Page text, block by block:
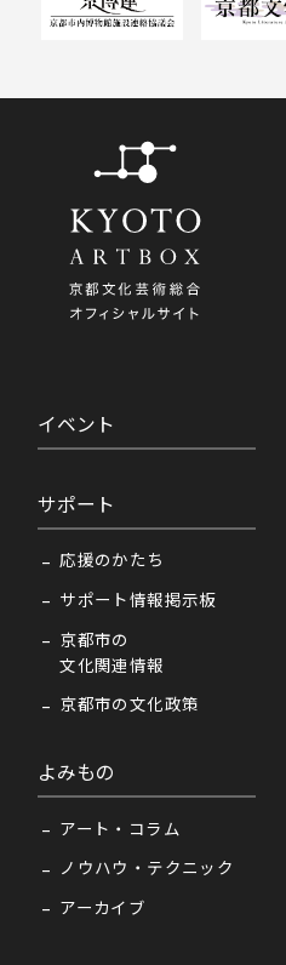
イベント
サポート
応援のかたち
サポート情報掲示板
京都市の
文化関連情報
京都市の文化政策
よみもの
アート・コラム
ノウハウ・テクニック
アーカイブ